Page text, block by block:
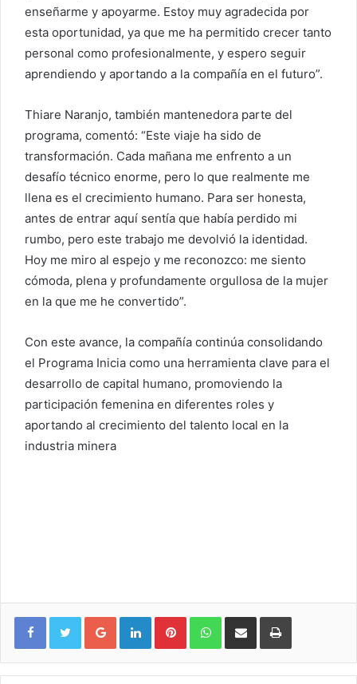
enseñarme y apoyarme. Estoy muy agradecida por
esta oportunidad, ya que me ha permitido crecer tanto
personal como profesionalmente, y espero seguir
aprendiendo y aportando a la compañía en el futuro”.
Thiare Naranjo, también mantenedora parte del
programa, comentó: “Este viaje ha sido de
transformación. Cada mañana me enfrento a un
desafío técnico enorme, pero lo que realmente me
llena es el crecimiento humano. Para ser honesta,
antes de entrar aquí sentía que había perdido mi
rumbo, pero este trabajo me devolvió la identidad.
Hoy me miro al espejo y me reconozco: me siento
cómoda, plena y profundamente orgullosa de la mujer
en la que me he convertido”.
Con este avance, la compañía continúa consolidando
el Programa Inicia como una herramienta clave para el
desarrollo de capital humano, promoviendo la
participación femenina en diferentes roles y
aportando al crecimiento del talento local en la
industria minera
Google+ LinkedIn Pinterest WhatsApp